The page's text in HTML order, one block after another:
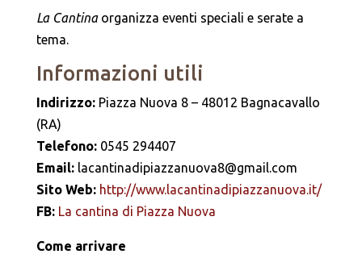
La Cantinaorganizza eventi speciali e serate a
tema.
Informazioni utili
Indirizzo: Piazza Nuova 8 – 48012 Bagnacavallo
(RA)
Telefono: 0545 294407
Email: lacantinadipiazzanuova8@gmail.com
Sito Web: http://www.lacantinadipiazzanuova.it/
FB: La cantina di Piazza Nuova
Come arrivare